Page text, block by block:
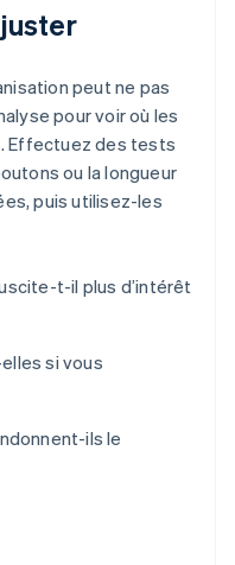
peut ne pas
pour voir où les
Effectuez des tests
ou la longueur
puis utilisez-les
t-il plus d’intérêt
si vous
ils le